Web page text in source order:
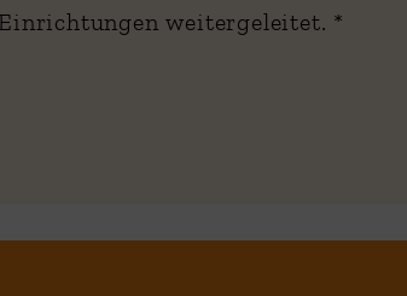
schriftliches Einverständnis des Patienten (w/m/d) an andere medizinische Einrichtungen weitergeleitet. *